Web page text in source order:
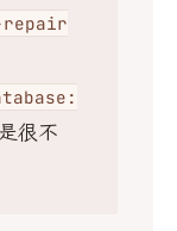
repair
很不